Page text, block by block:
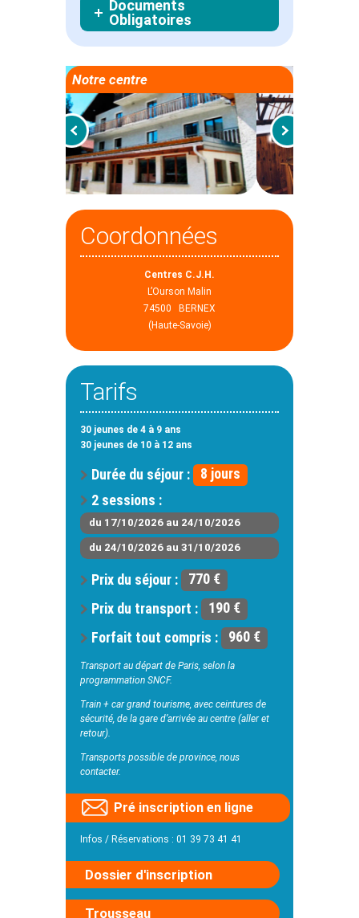
Documents
Obligatoires
Notre centre
Coordonnées
Centres C.J.H.
L’Ourson Malin
74500 BERNEX
(Haute-Savoie)
Tarifs
30 jeunes de 4 à 9 ans
30 jeunes de 10 à 12 ans
Durée du séjour :
8 jours
2 sessions :
du 17/10/2026 au 24/10/2026
du 24/10/2026 au 31/10/2026
Prix du séjour :
770 €
Prix du transport :
190 €
Forfait tout compris :
960 €
Transport au départ de Paris, selon la
programmation SNCF.
Train + car grand tourisme, avec ceintures de
sécurité, de la gare d’arrivée au centre (aller et
retour).
Transports possible de province, nous
contacter.
Pré inscription en ligne
Infos / Réservations : 01 39 73 41 41
Dossier d'inscription